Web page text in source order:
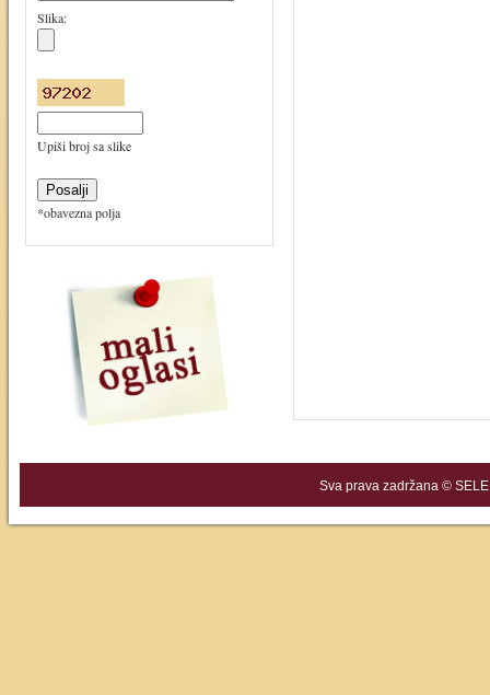
Slika:
Upiši broj sa slike
*obavezna polja
Sva prava zadržana ©